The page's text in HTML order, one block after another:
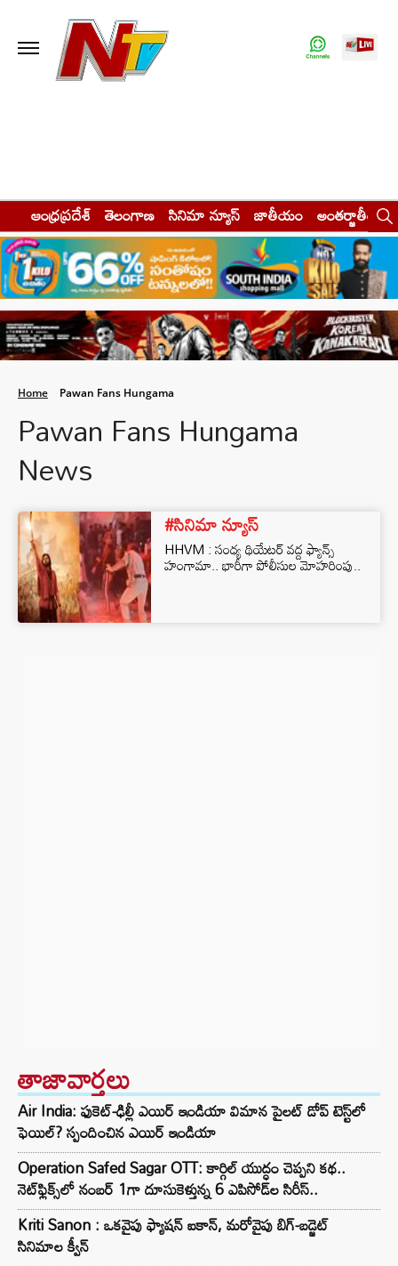
ఆంధ్రప్రదేశ్ తెలంగాణ సినిమా న్యూస్ జాతీయం అంతర్జాతీయం
Home Pawan Fans Hungama
Pawan Fans Hungama
News
#సినిమా న్యూస్
HHVM : సంధ్య థియేటర్ వద్ద ఫ్యాన్స్
హంగామా.. భారీగా పోలీసుల మోహరింపు..
తాజావార్తలు
Air India: ఫుకెట్-ఢిల్లీ ఎయిర్ ఇండియా విమాన పైలట్ డోప్ టెస్ట్‌లో
ఫెయిల్? స్పందించిన ఎయిర్ ఇండియా
Operation Safed Sagar OTT: కార్గిల్ యుద్ధం చెప్పని కథ..
నెట్‌ఫ్లిక్స్‌లో నంబర్ 1గా దూసుకెళ్తున్న 6 ఎపిసోడ్‌ల సిరీస్..
Kriti Sanon : ఒకవైపు ఫ్యాషన్ ఐకాన్, మరోవైపు బిగ్-బడ్జెట్
సినిమాల క్వీన్